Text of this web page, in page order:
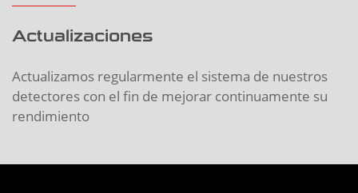
Actualizaciones
Actualizamos regularmente el sistema de nuestros
detectores con el fin de mejorar continuamente su
rendimiento